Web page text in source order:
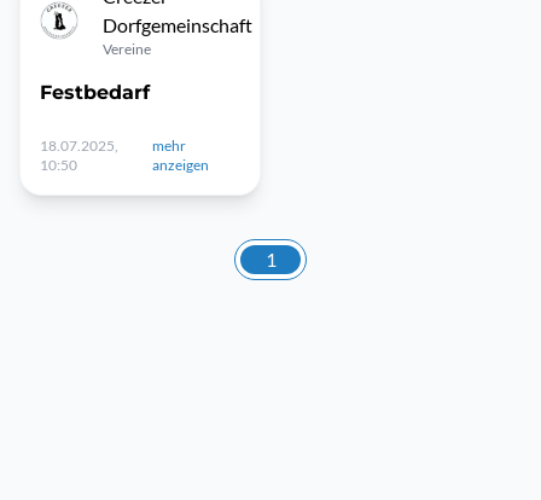
Dorfgemeinschaft
Vereine
Festbedarf
18.07.2025,
10:50
mehr
anzeigen
1